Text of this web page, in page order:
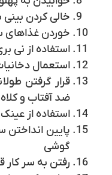
خالی کردن بینی
خوردن غذاهای
استفاده از نی
استعمال
قرار گرفتن
ضد آفتاب و کلاه
استفاده از
پایین انداختن
گوشی
رفتن به سر کار